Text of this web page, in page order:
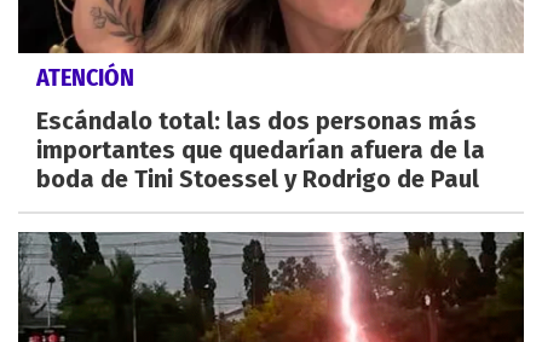
ATENCIÓN
Escándalo total: las dos personas más
importantes que quedarían afuera de la
boda de Tini Stoessel y Rodrigo de Paul